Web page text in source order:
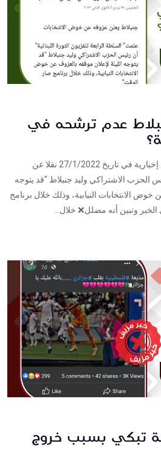
عدم ترشحه في
تداولت وسائل إعلامية، ومواقع إخبارية في تاريخ 27/1/2022 نقلا عن
الحزب الاشتراكي وليد جنبلاط "قد يتوجه
خوض الانتخابات النيابية، وذلك خلال برنامج
وتبين أنه مضلل❌ خلال...
تبكي بسبب خروج